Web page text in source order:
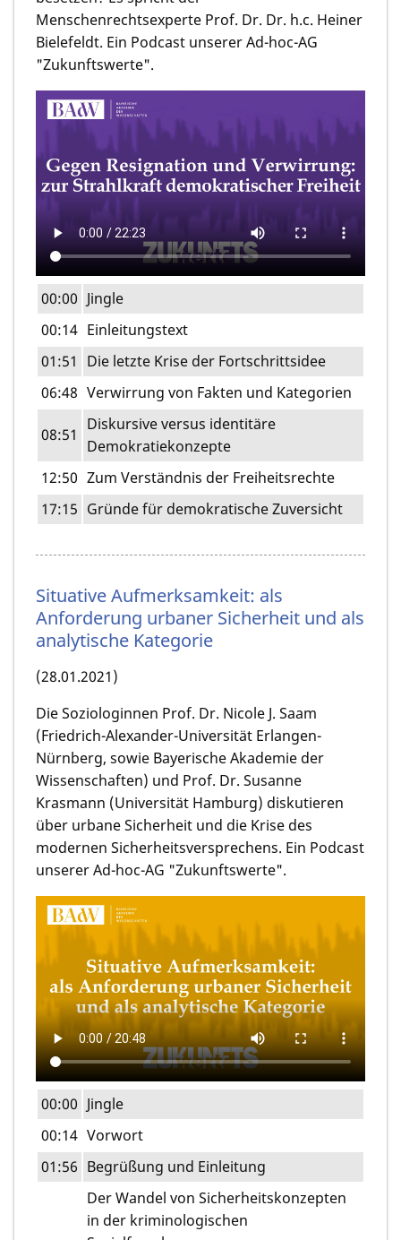
Menschenrechtsexperte Prof. Dr. Dr. h.c. Heiner
Bielefeldt. Ein Podcast unserer Ad-hoc-AG
"Zukunftswerte".
00:00 Jingle
00:14 Einleitungstext
01:51
Die letzte Krise der Fortschrittsidee
06:48 Verwirrung von Fakten und Kategorien
08:51
Diskursive versus identitäre
Demokratiekonzepte
12:50 Zum Verständnis der Freiheitsrechte
17:15 Gründe für demokratische Zuversicht
Situative Aufmerksamkeit: als
Anforderung urbaner Sicherheit und als
analytische Kategorie
(28.01.2021)
Die Soziologinnen Prof. Dr. Nicole J. Saam
(Friedrich-Alexander-Universität Erlangen-
Nürnberg, sowie Bayerische Akademie der
Wissenschaften) und Prof. Dr. Susanne
Krasmann (Universität Hamburg) diskutieren
über urbane Sicherheit und die Krise des
modernen Sicherheitsversprechens. Ein Podcast
unserer Ad-hoc-AG "Zukunftswerte".
00:00 Jingle
00:14 Vorwort
01:56 Begrüßung und Einleitung
Der Wandel von Sicherheitskonzepten
in der kriminologischen